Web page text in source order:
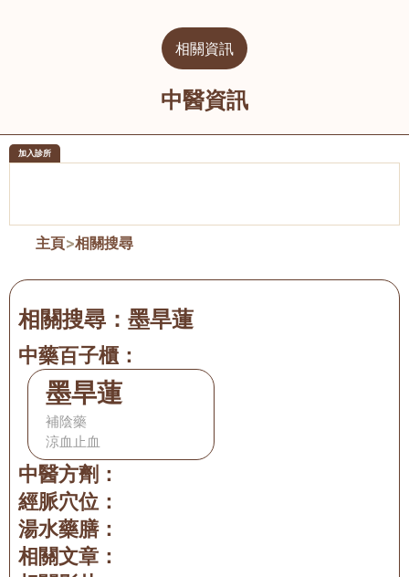
相關資訊
中醫資訊
加入診所
主頁>相關搜尋
相關搜尋： 墨旱蓮
中藥百子櫃：
墨旱蓮
補陰藥
涼血止血
中醫方劑：
經脈穴位：
湯水藥膳：
相關文章：